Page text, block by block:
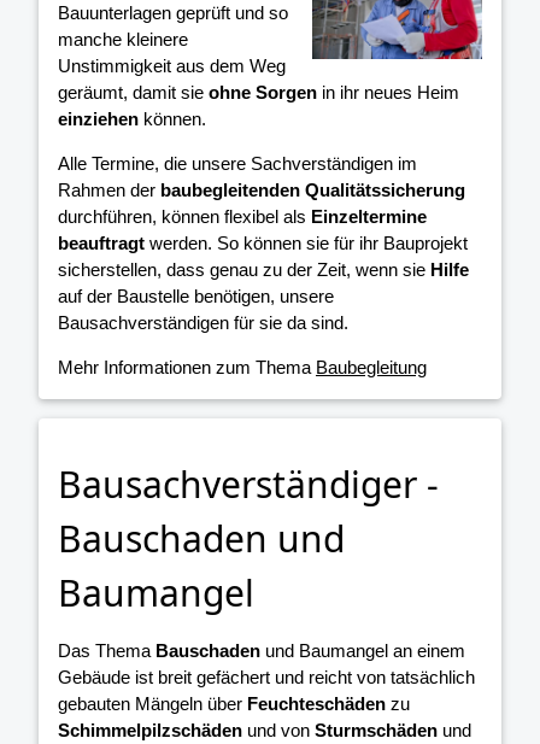
Bauunterlagen geprüft und so
manche kleinere
Unstimmigkeit aus dem Weg
geräumt, damit sie ohne Sorgen in ihr neues Heim
einziehen können.
Alle Termine, die unsere Sachverständigen im
Rahmen der baubegleitenden Qualitätssicherung
durchführen, können flexibel als Einzeltermine
beauftragt werden. So können sie für ihr Bauprojekt
sicherstellen, dass genau zu der Zeit, wenn sie Hilfe
auf der Baustelle benötigen, unsere
Bausachverständigen für sie da sind.
Mehr Informationen zum Thema Baubegleitung
Bausachverständiger -
Bauschaden und
Baumangel
Das Thema Bauschaden und Baumangel an einem
Gebäude ist breit gefächert und reicht von tatsächlich
gebauten Mängeln über Feuchteschäden zu
Schimmelpilzschäden und von Sturmschäden und